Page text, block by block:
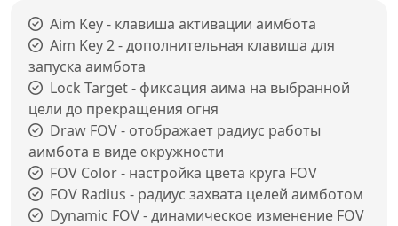
Aim Key - клавиша активации аимбота
Aim Key 2 - дополнительная клавиша для
запуска аимбота
Lock Target - фиксация аима на выбранной
цели до прекращения огня
Draw FOV - отображает радиус работы
аимбота в виде окружности
FOV Color - настройка цвета круга FOV
FOV Radius - радиус захвата целей аимботом
Dynamic FOV - динамическое изменение FOV